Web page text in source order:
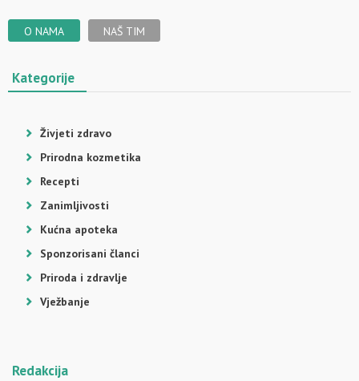
O NAMA NAŠ TIM
Kategorije
Živjeti zdravo
Prirodna kozmetika
Recepti
Zanimljivosti
Kućna apoteka
Sponzorisani članci
Priroda i zdravlje
Vježbanje
Redakcija